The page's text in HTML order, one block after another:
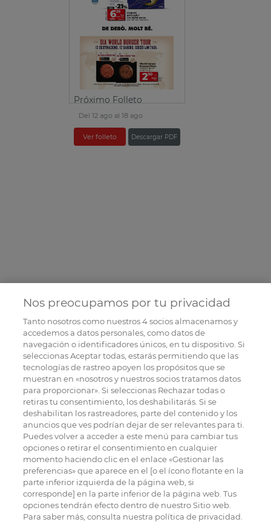
Próximo Folleto
Del 12 ago al 18 ago
Ver folleto Descargar PDF
Nos preocupamos por tu privacidad
Tanto nosotros como nuestros4socios almacenamos y
accedemos a datos personales, como datos de
navegación o identificadores únicos, en tu dispositivo. Si
seleccionas Aceptar todas, estarás permitiendo que las
tecnologías de rastreo apoyen los propósitos que se
muestran en «nosotros y nuestros socios tratamos datos
para proporcionar». Si seleccionas Rechazar todas o
retiras tu consentimiento, los deshabilitarás. Si se
deshabilitan los rastreadores, parte del contenido y los
anuncios que ves podrían dejar de ser relevantes para ti.
Puedes volver a acceder a este menú para cambiar tus
opciones o retirar el consentimiento en cualquier
momento haciendo clic en el enlace «Gestionar las
preferencias» que aparece en el [o el ícono flotante en la
parte inferior izquierda de la página web, si
corresponde] en la parte inferior de la página web. Tus
opciones tendrán efecto dentro de nuestro Sitio web.
Para saber más, consulta nuestra política de privacidad.